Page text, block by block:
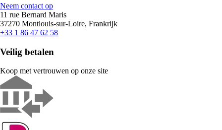
Neem contact op
11 rue Bernard Maris
37270 Montlouis-sur-Loire, Frankrijk
+33 1 86 47 62 58
Veilig betalen
Koop met vertrouwen op onze site